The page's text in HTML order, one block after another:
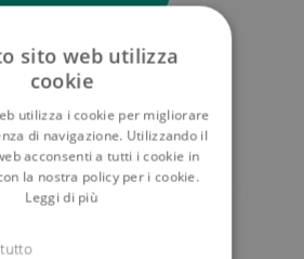
sito web utilizza
cookie
utilizza i cookie per migliorare
di navigazione. Utilizzando il
acconsenti a tutti i cookie in
la nostra policy per i cookie.
Leggi di più